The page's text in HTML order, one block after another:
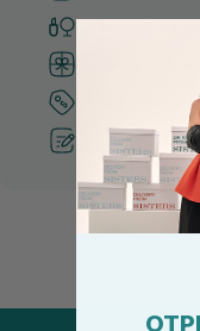
Тільки
Система
Кращі ціни та
Рекомендації